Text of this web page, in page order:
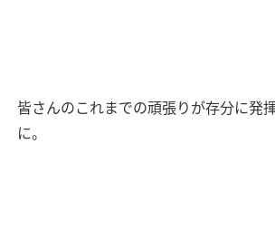
皆さんのこれまでの頑張りが存分に発
に。